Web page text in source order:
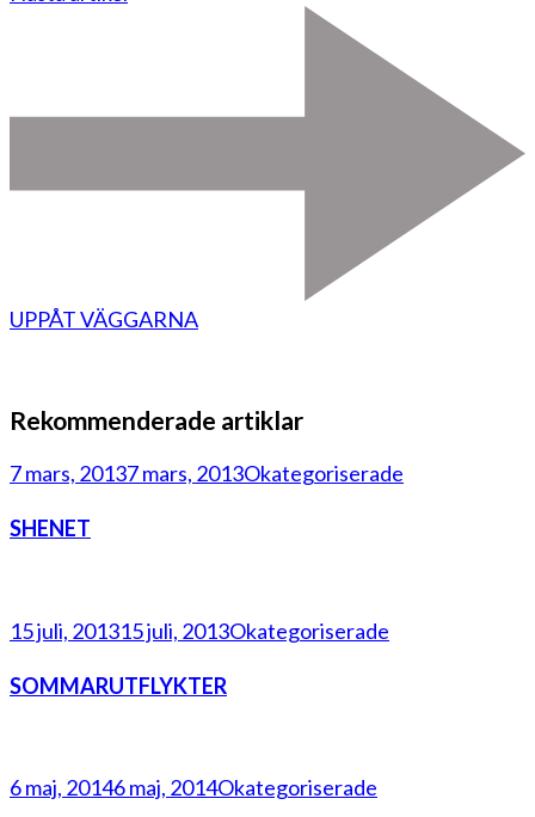
UPPÅT VÄGGARNA
Rekommenderade artiklar
7 mars, 20137 mars, 2013Okategoriserade
SHENET
15 juli, 201315 juli, 2013Okategoriserade
SOMMARUTFLYKTER
6 maj, 20146 maj, 2014Okategoriserade